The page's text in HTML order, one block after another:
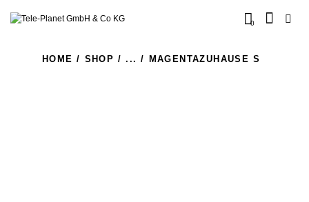
0
HOME SHOP ... MAGENTAZUHAUSE S